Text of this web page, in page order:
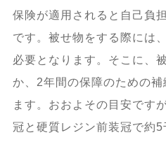
保険が適用されると自己負
です。被せ物をする際には
必要となります。そこに、
か、2年間の保障のための
ます。おおよその目安です
冠と硬質レジン前装冠で約